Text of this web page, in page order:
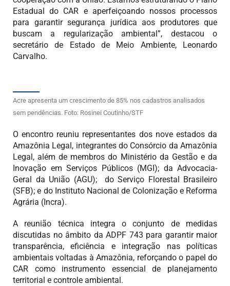
Estadual do CAR e aperfeiçoando nossos processos
para garantir segurança jurídica aos produtores que
buscam a regularização ambiental”, destacou o
secretário de Estado de Meio Ambiente, Leonardo
Carvalho.
Acre apresenta um crescimento de 85% nos cadastros analisados
sem pendências. Foto: Rosinei Coutinho/STF
O encontro reuniu representantes dos nove estados da
Amazônia Legal, integrantes do Consórcio da Amazônia
Legal, além de membros do Ministério da Gestão e da
Inovação em Serviços Públicos (MGI); da Advocacia-
Geral da União (AGU); do Serviço Florestal Brasileiro
(SFB); e do Instituto Nacional de Colonização e Reforma
Agrária (Incra).
A reunião técnica integra o conjunto de medidas
discutidas no âmbito da ADPF 743 para garantir maior
transparência, eficiência e integração nas políticas
ambientais voltadas à Amazônia, reforçando o papel do
CAR como instrumento essencial de planejamento
territorial e controle ambiental.